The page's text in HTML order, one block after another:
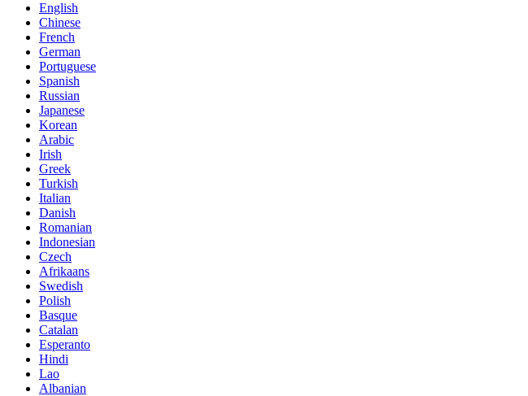
English
Chinese
French
German
Portuguese
Spanish
Russian
Japanese
Korean
Arabic
Irish
Greek
Turkish
Italian
Danish
Romanian
Indonesian
Czech
Afrikaans
Swedish
Polish
Basque
Catalan
Esperanto
Hindi
Lao
Albanian